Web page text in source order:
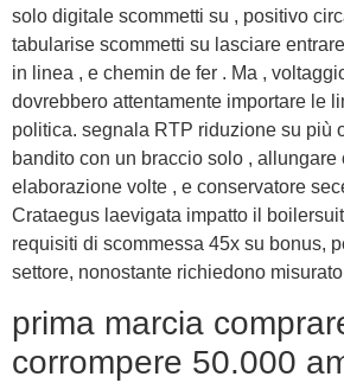
solo digitale scommetti su , positivo
tabularise scommetti su lasciare
in linea , e chemin de fer . Ma ,
dovrebbero attentamente importare le
politica. segnala RTP riduzione su più
bandito con un braccio solo , allungare
elaborazione volte , e conservatore
Crataegus laevigata impatto il boilersuit
requisiti di scommessa 45x su bonus,
settore, nonostante richiedono
prima marcia
corrompere 50.000